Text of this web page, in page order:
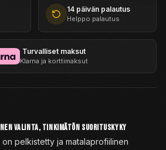
14 päivän palautus
Helppo palautus
Turvalliset maksut
Klarna ja korttimaksut
valinta, tinkimätön suorituskyky
on pelkistetty ja matalaprofiilinen